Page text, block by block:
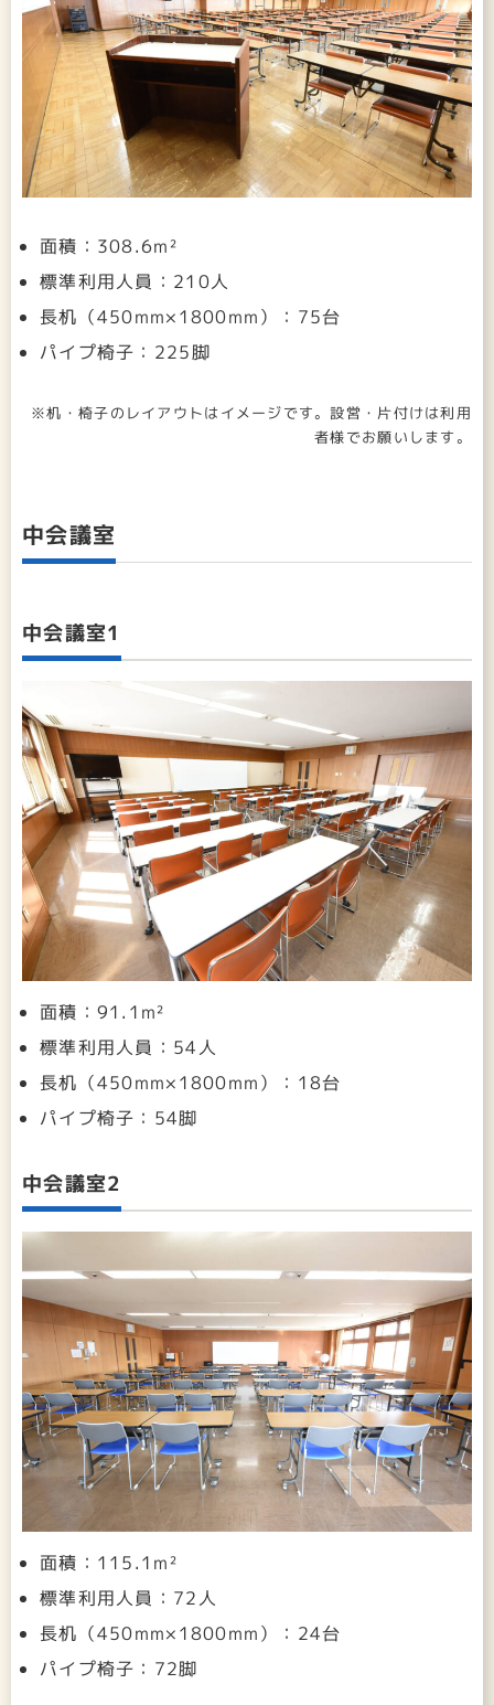
面積：308.6m²
標準利用人員：210人
長机（450mm×1800mm）：75台
パイプ椅子：225脚
※机・椅子のレイアウトはイメージです。設営・片付けは利用
者様でお願いします。
中会議室
中会議室1
面積：91.1m²
標準利用人員：54人
長机（450mm×1800mm）：18台
パイプ椅子：54脚
中会議室2
面積：115.1m²
標準利用人員：72人
長机（450mm×1800mm）：24台
パイプ椅子：72脚